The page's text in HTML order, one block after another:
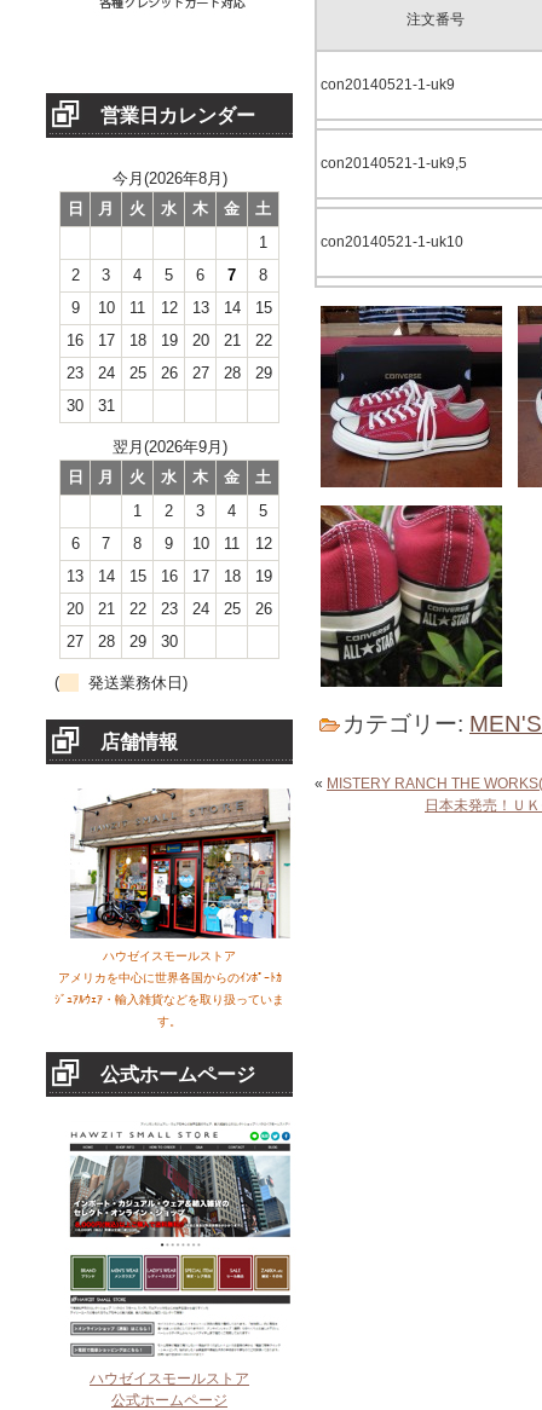
営業日カレンダー
今月(2026年8月)
日
月 火 水 木 金
土
1
2
3 4 5 6 7
8
9
10 11 12 13 14
15
16
17 18 19 20 21
22
23
24 25 26 27 28
29
30
31
翌月(2026年9月)
日
月 火 水 木 金
土
1
2 3 4
5
6
7 8 9 10 11
12
13
14 15 16 17 18
19
20
21 22 23 24 25
26
27
28 29 30
( 発送業務休日)
店舗情報
ハウゼイスモールストア
アメリカを中心に世界各国からのｲﾝﾎﾟｰﾄｶ
ｼﾞｭｱﾙｳｪｱ・輸入雑貨などを取り扱っていま
す。
公式ホームページ
ハウゼイスモールストア
公式ホームページ
注文番号
con20140521-1-uk9
con20140521-1-uk9,5
con20140521-1-uk10
カテゴリー:
« MISTERY RANCH THE
日本未発売！Ｕ